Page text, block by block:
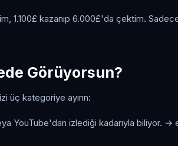
1.100£ kazanıp 6.000£'da çektim.
Görüyorsun?
üç kategoriye ayırın:
YouTube'dan izlediği kadarıyla biliyor. →